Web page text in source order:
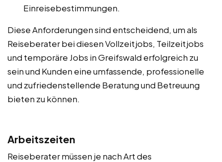
Einreisebestimmungen.
Diese Anforderungen sind entscheidend, um als
Reiseberater bei diesen Vollzeitjobs, Teilzeitjobs
und temporäre Jobs in Greifswald erfolgreich zu
sein und Kunden eine umfassende, professionelle
und zufriedenstellende Beratung und Betreuung
bieten zu können.
Arbeitszeiten
Reiseberater müssen je nach Art des